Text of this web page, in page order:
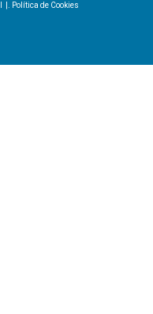
Política de Cookies